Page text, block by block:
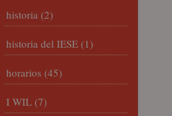
historia (2)
historia del IESE (1)
horarios (45)
I WIL (7)